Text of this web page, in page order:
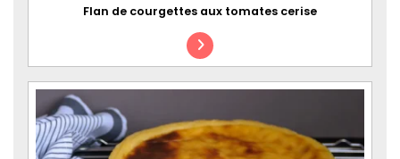
Flan de courgettes aux tomates cerise